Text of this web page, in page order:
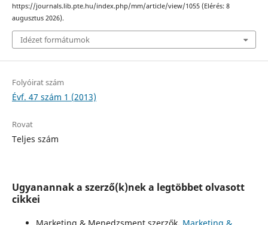
https://journals.lib.pte.hu/index.php/mm/article/view/1055 (Elérés: 8
augusztus 2026).
Idézet formátumok
Folyóirat szám
Évf. 47 szám 1 (2013)
Rovat
Teljes szám
Ugyanannak a szerző(k)nek a legtöbbet olvasott
cikkei
Marketing & Menedzsment szerzők, Marketing &